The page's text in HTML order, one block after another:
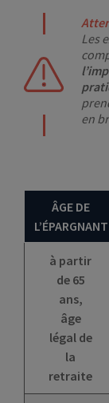
Les
en
ÂGE DE
L’ÉPARGNANT
à partir
de 65
ans,
âge
légal de
la
retraite